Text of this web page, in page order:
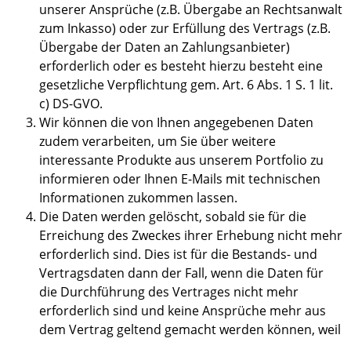
unserer Ansprüche (z.B. Übergabe an Rechtsanwalt
zum Inkasso) oder zur Erfüllung des Vertrags (z.B.
Übergabe der Daten an Zahlungsanbieter)
erforderlich oder es besteht hierzu besteht eine
gesetzliche Verpflichtung gem. Art. 6 Abs. 1 S. 1 lit.
c) DS-GVO.
Wir können die von Ihnen angegebenen Daten
zudem verarbeiten, um Sie über weitere
interessante Produkte aus unserem Portfolio zu
informieren oder Ihnen E-Mails mit technischen
Informationen zukommen lassen.
Die Daten werden gelöscht, sobald sie für die
Erreichung des Zweckes ihrer Erhebung nicht mehr
erforderlich sind. Dies ist für die Bestands- und
Vertragsdaten dann der Fall, wenn die Daten für
die Durchführung des Vertrages nicht mehr
erforderlich sind und keine Ansprüche mehr aus
dem Vertrag geltend gemacht werden können, weil